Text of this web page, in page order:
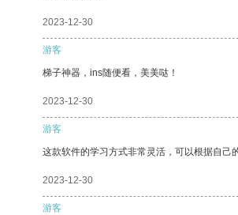
2023-12-30
游客
梯子神器，ins随便看，美美哒！
2023-12-30
游客
这款软件的学习方式非常灵活，可以根据自己
2023-12-30
游客